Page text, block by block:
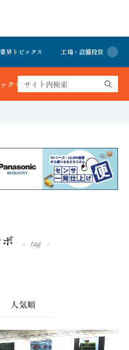
業界トピックス 工場・設備投資
ーを無料で公開中 詳細はこちら
tag
人気順